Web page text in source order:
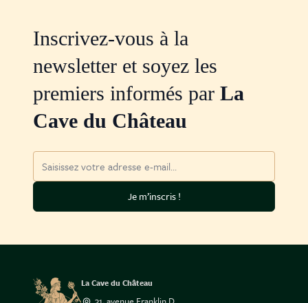
Inscrivez-vous à la
newsletter et soyez les
premiers informés par La
Cave du Château
Je m’inscris !
La Cave du Château